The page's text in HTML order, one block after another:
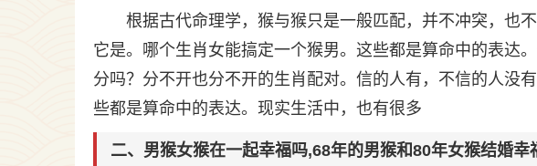
根据古代命理学，猴与猴只是一般匹配，并不冲突，也
它是。哪个生肖女能搞定一个猴男。这些都是算命中的表达
分吗？分不开也分不开的生肖配对。信的人有，不信的人没
些都是算命中的表达。现实生活中，也有很多
二、男猴女猴在一起幸福吗,68年的男猴和80年女猴结婚幸